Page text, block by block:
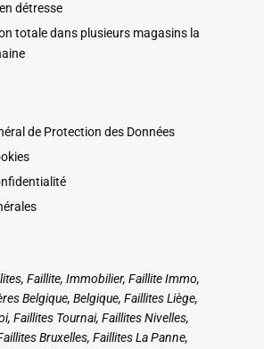
détresse
totale dans plusieurs magasins la
de Protection des Données
Faillite, Immobilier, Faillite Immo,
Belgique, Belgique, Faillites Liège,
Faillites Tournai, Faillites Nivelles,
Bruxelles, Faillites La Panne,